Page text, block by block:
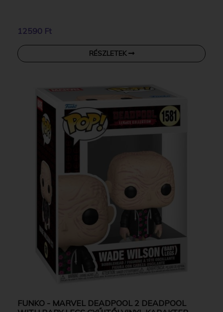
12590 Ft
RÉSZLETEK
FUNKO - MARVEL DEADPOOL 2 DEADPOOL